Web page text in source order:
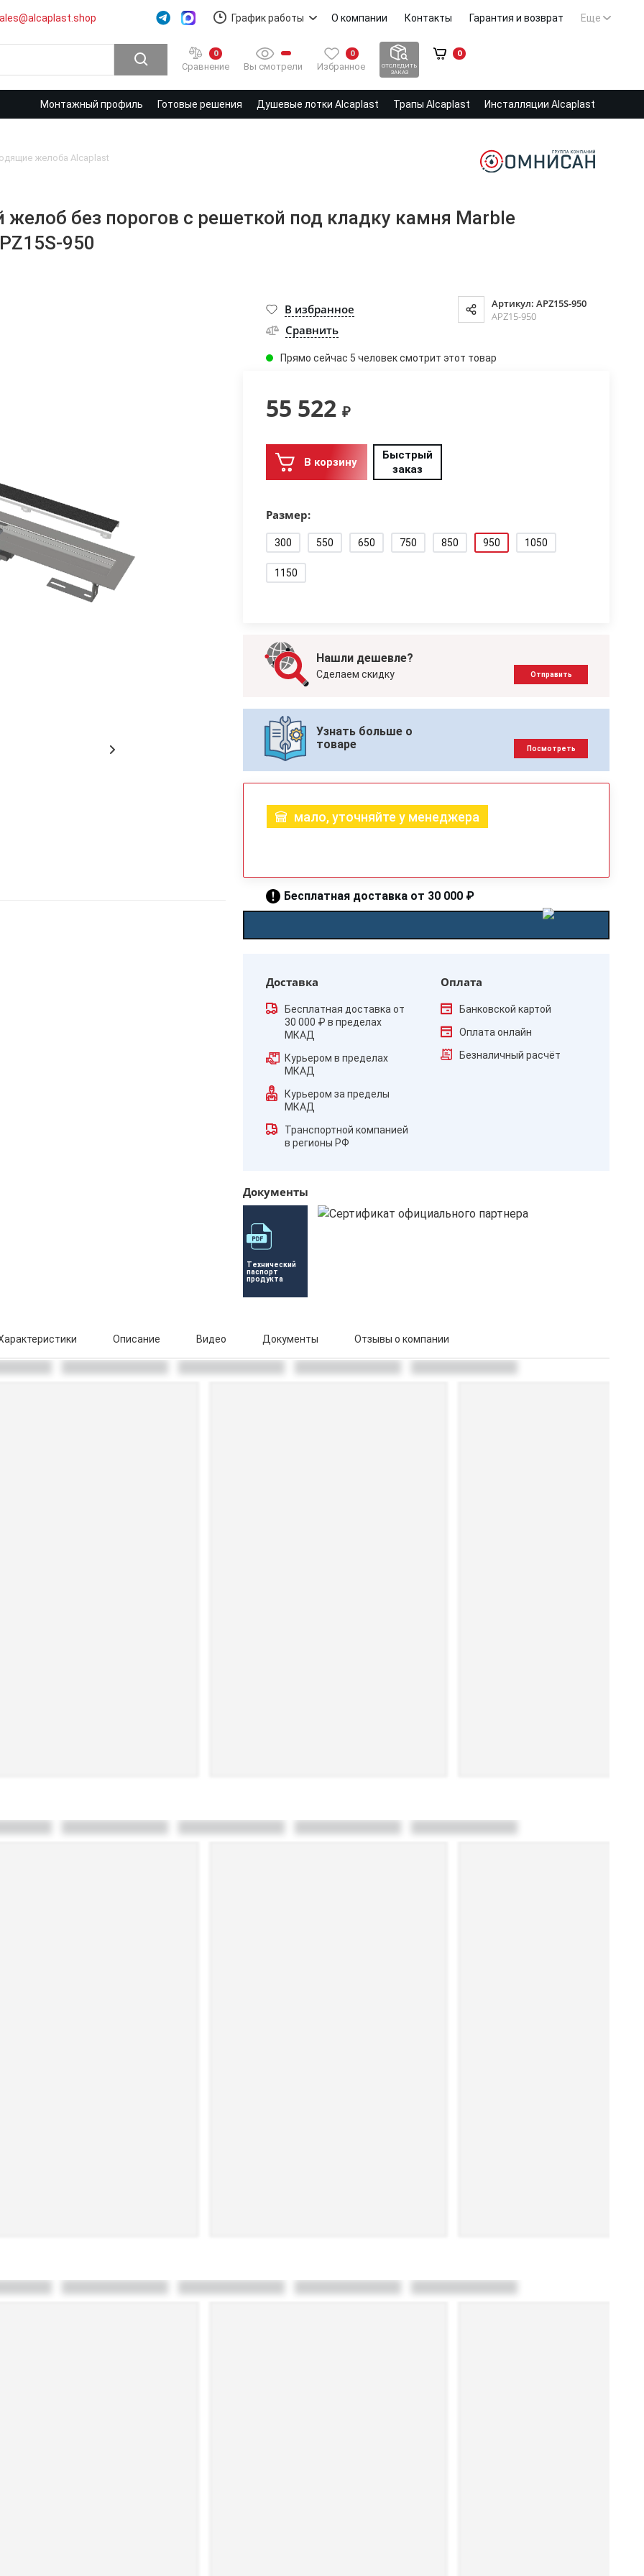
График работы О компании Контакты Гарантия и возврат Еще
0
Сравнение Вы смотрели
0
Избранное
ОТСЛЕДИТЬ
ЗАКАЗ
0
Монтажный профиль Готовые решения Душевые лотки Alcaplast Трапы Alcaplast Инсталляции Alcaplast
желоба Alcaplast
без порогов с решеткой под кладку камня Marble
950
В избранное
Артикул: APZ15S-950
APZ15-950
Сравнить
Прямо сейчас 5 человек смотрит этот товар
55 522 ₽
В корзину
Быстрый
заказ
Размер:
300 550 650 750 850 950 1050
1150
Нашли дешевле?
Сделаем скидку Отправить
Узнать больше о
товаре
Посмотреть
мало, уточняйте у менеджера
Бесплатная доставка от 30 000 ₽
Доставка
Бесплатная доставка от
30 000 ₽ в пределах
МКАД
Курьером в пределах
МКАД
Курьером за пределы
МКАД
Транспортной компанией
в регионы РФ
Оплата
Банковской картой
Оплата онлайн
Безналичный расчёт
Документы
Технический
паспорт
продукта
Описание Видео Документы Отзывы о компании